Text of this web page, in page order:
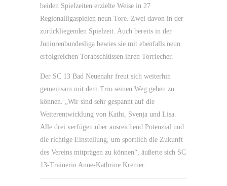
beiden Spielzeiten erzielte Weise in 27
Regionalligaspielen neun Tore. Zwei davon in der
zurückliegenden Spielzeit. Auch bereits in der
Juniorenbundesliga bewies sie mit ebenfalls neun
erfolgreichen Torabschlüssen ihren Torriecher.
Der SC 13 Bad Neuenahr freut sich weiterhin
gemeinsam mit dem Trio seinen Weg gehen zu
können. „Wir sind sehr gespannt auf die
Weiterentwicklung von Kathi, Svenja und Lisa.
Alle drei verfügen über ausreichend Potenzial und
die richtige Einstellung, um sportlich die Zukunft
des Vereins mitprägen zu können“, äußerte sich SC
13-Trainerin Anne-Kathrine Kremer.